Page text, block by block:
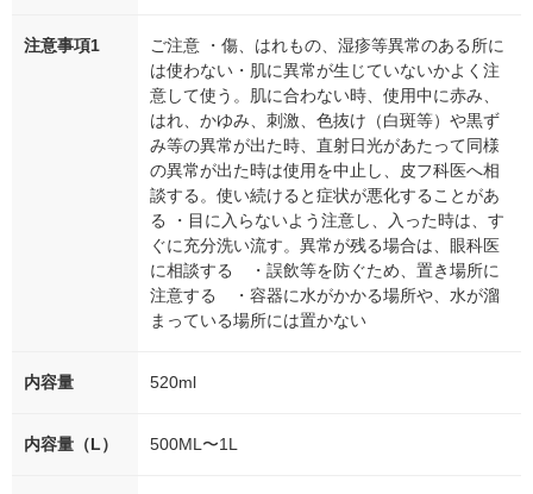
注意事項1
ご注意 ・傷、はれもの、湿疹等異常のある所に
は使わない・肌に異常が生じていないかよく注
意して使う。肌に合わない時、使用中に赤み、
はれ、かゆみ、刺激、色抜け（白斑等）や黒ず
み等の異常が出た時、直射日光があたって同様
の異常が出た時は使用を中止し、皮フ科医へ相
談する。使い続けると症状が悪化することがあ
る ・目に入らないよう注意し、入った時は、す
ぐに充分洗い流す。異常が残る場合は、眼科医
に相談する ・誤飲等を防ぐため、置き場所に
注意する ・容器に水がかかる場所や、水が溜
まっている場所には置かない
内容量 520ml
内容量（L） 500ML〜1L